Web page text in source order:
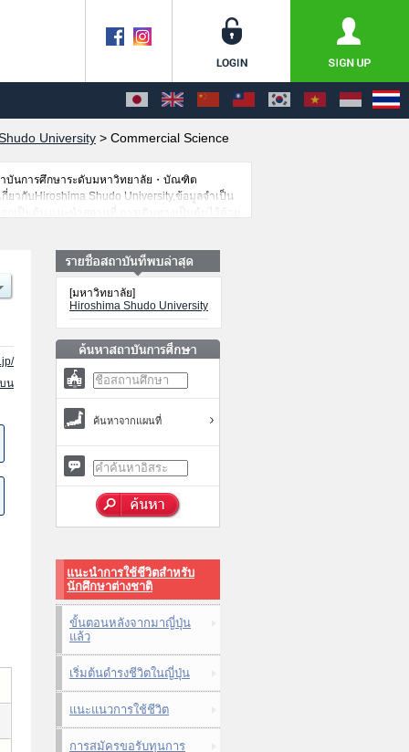
University > Commercial Science
ถาบันการศึกษาระดับมหาวิทยาลัย・บัณฑิต
วกับHiroshima Shudo University,ข้อมูลจำเป็น
น
[มหาวิทยาลัย]
Hiroshima Shudo University
ค้นหาจากแผนที่
แนะนำการใช้ชีวิตสำหรับ
นักศึกษาต่างชาติ
ขั้นตอนหลังจากมาญี่ปุ่น
แล้ว
เริ่มต้นดำรงชีวิตในญี่ปุ่น
แนะแนวการใช้ชีวิต
การสมัครขอรับทุนการ